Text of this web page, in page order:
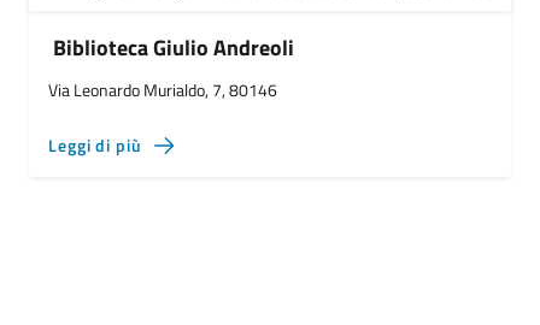
Biblioteca Giulio Andreoli
Via Leonardo Murialdo, 7, 80146
Leggi di più